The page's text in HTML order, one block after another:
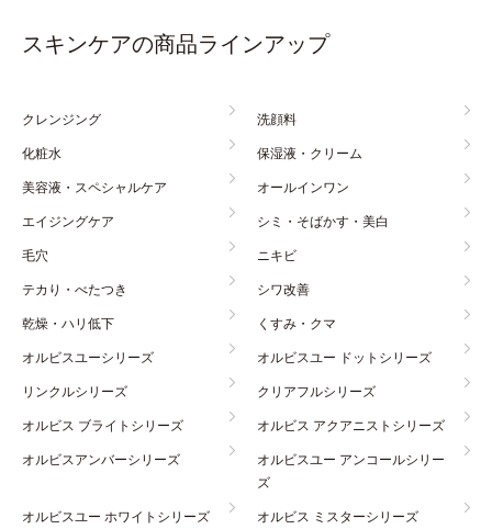
スキンケアの商品ラインアップ
クレンジング
洗顔料
化粧水
保湿液・クリーム
美容液・スペシャルケア
オールインワン
エイジングケア
シミ・そばかす・美白
毛穴
ニキビ
テカり・べたつき
シワ改善
乾燥・ハリ低下
くすみ・クマ
オルビスユーシリーズ
オルビスユー ドットシリーズ
リンクルシリーズ
クリアフルシリーズ
オルビス ブライトシリーズ
オルビス アクアニストシリーズ
オルビスアンバーシリーズ
オルビスユー アンコールシリー
ズ
オルビスユー ホワイトシリーズ
オルビス ミスターシリーズ